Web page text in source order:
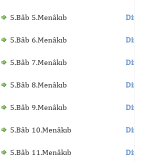
5.Bâb 5.Menâkıb
5.Bâb 6.Menâkıb
5.Bâb 7.Menâkıb
5.Bâb 8.Menâkıb
5.Bâb 9.Menâkıb
5.Bâb 10.Menâkıb
5.Bâb 11.Menâkıb